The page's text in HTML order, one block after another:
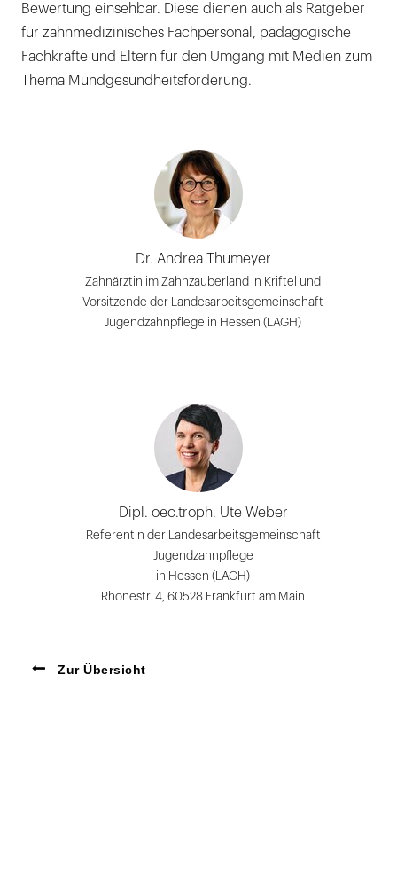
Bewertung einsehbar. Diese dienen auch als Ratgeber
für zahnmedizinisches Fachpersonal, pädagogische
Fachkräfte und Eltern für den Umgang mit Medien zum
Thema Mundgesundheitsförderung.
Dr. Andrea Thumeyer
Zahnärztin im Zahnzauberland in Kriftel und
Vorsitzende der Landesarbeitsgemeinschaft
Jugendzahnpflege in Hessen (LAGH)
Dipl. oec.troph. Ute Weber
Referentin der Landesarbeitsgemeinschaft
Jugendzahnpflege
in Hessen (LAGH)
Rhonestr. 4, 60528 Frankfurt am Main
Zur Übersicht